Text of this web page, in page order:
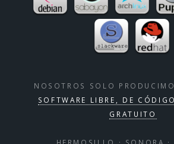
NOSOTROS SOLO
SOFTWARE LIBRE, DE
GRATUITO